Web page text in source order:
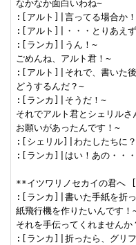
なかなか面白いわね~
:[アルト]|言ってる場合か
:[アルト]|・・・とりあえず
:[ランカ]|うん！~
ごめんね、アルト君！~
:[アルト]|それで、書いた
どうするんだ？~
:[ランカ]|そうだ！~
それでアルト君とシェリルさ
お願いがあったんです！~
:[シェリル]|わたしたちに
:[ランカ]|はい！あの・・
**イツワリノセカイの君
:[ランカ]|書いた手紙を折
紙飛行機を作りたいんです！
それを手伝ってくれませんか
:[ランカ]|折ったら、グリフ